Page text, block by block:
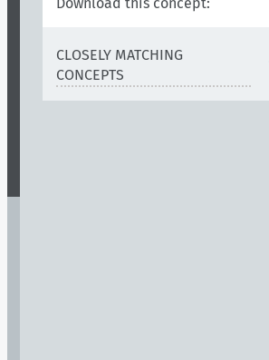
CLOSELY MATCHING
CONCEPTS